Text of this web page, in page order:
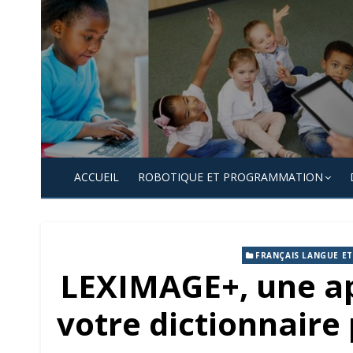
Skip
to
content
ACCUEIL ROBOTIQUE ET PROGRAMMATION
FRANÇAIS LANGUE
LEXIMAGE+, une
votre dictionnaire